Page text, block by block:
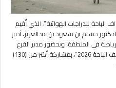
للدراجات الهوائية”، الذي أُقيم
حسام بن سعود بن عبدالعزيز، أمير
في المنطقة، وبحضور مدير الفرع
بندر الغامدي، وذلك ضمن برامج “صيف الباحة 2026″، بمشاركة أكثر من (130)